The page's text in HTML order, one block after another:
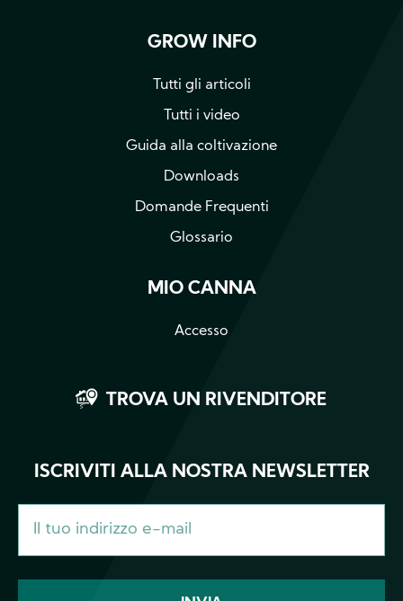
GROW INFO
Tutti gli articoli
Tutti i video
Guida alla coltivazione
Downloads
Domande Frequenti
Glossario
MIO CANNA
Accesso
TROVA UN RIVENDITORE
ISCRIVITI ALLA NOSTRA NEWSLETTER